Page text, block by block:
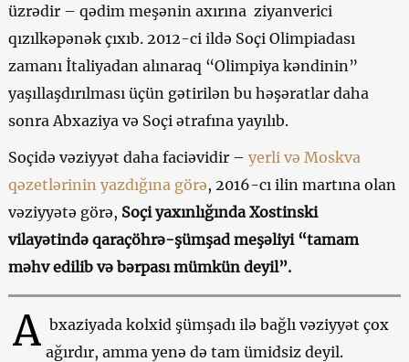
üzrədir – qədim meşənin axırına ziyanverici
qızılkəpənək çıxıb. 2012-ci ildə Soçi Olimpiadası
zamanı İtaliyadan alınaraq “Olimpiya kəndinin”
yaşıllaşdırılması üçün gətirilən bu həşəratlar daha
sonra Abxaziya və Soçi ətrafına yayılıb.
Soçidə vəziyyət daha faciəvidir – yerli və Moskva
qəzetlərinin yazdığına görə, 2016-cı ilin martına olan
vəziyyətə görə, Soçi yaxınlığında Xostinski
vilayətində qaraçöhrə-şümşad meşəliyi “tamam
məhv edilib və bərpası mümkün deyil”.
A bxaziyada kolxid şümşadı ilə bağlı vəziyyət çox
ağırdır, amma yenə də tam ümidsiz deyil.